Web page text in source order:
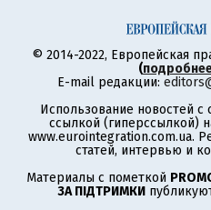
© 2014-2022, Европейская
(
E-mail редакции:
Использование новостей с
ссылкой (гиперссылкой)
www.eurointegration.com.ua.
статей, интервью и
Материалы с пометкой
ЗА ПІДТРИМКИ